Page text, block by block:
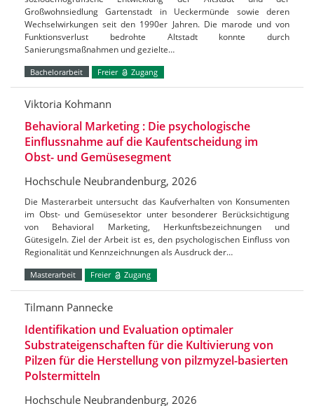
Großwohnsiedlung Gartenstadt in Ueckermünde sowie deren
Wechselwirkungen seit den 1990er Jahren. Die marode und von
Funktionsverlust bedrohte Altstadt konnte durch
Sanierungsmaßnahmen und gezielte…
Bachelorarbeit Freier Zugang
Viktoria Kohmann
Behavioral Marketing : Die psychologische
Einflussnahme auf die Kaufentscheidung im
Obst- und Gemüsesegment
Hochschule Neubrandenburg, 2026
Die Masterarbeit untersucht das Kaufverhalten von Konsumenten
im Obst- und Gemüsesektor unter besonderer Berücksichtigung
von Behavioral Marketing, Herkunftsbezeichnungen und
Gütesigeln. Ziel der Arbeit ist es, den psychologischen Einfluss von
Regionalität und Kennzeichnungen als Ausdruck der…
Masterarbeit Freier Zugang
Tilmann Pannecke
Identifikation und Evaluation optimaler
Substrateigenschaften für die Kultivierung von
Pilzen für die Herstellung von pilzmyzel-basierten
Polstermitteln
Hochschule Neubrandenburg, 2026